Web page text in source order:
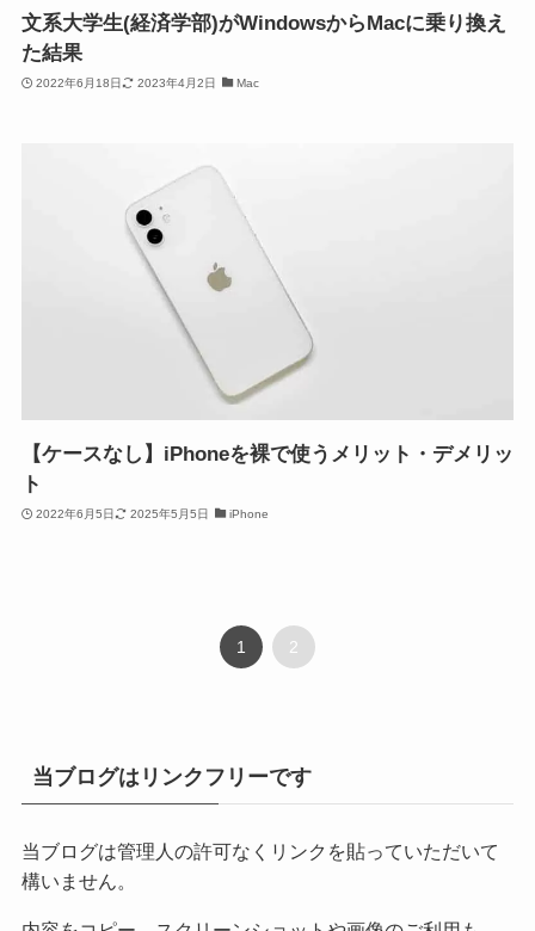
文系大学生(経済学部)がWindowsからMacに乗り換え
た結果
2022年6月18日 2023年4月2日 Mac
【ケースなし】iPhoneを裸で使うメリット・デメリッ
ト
2022年6月5日 2025年5月5日 iPhone
1 2
当ブログはリンクフリーです
当ブログは管理人の許可なくリンクを貼っていただいて
構いません。